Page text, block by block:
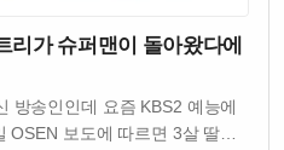
리가 슈퍼맨이 돌아왔다에
방송인인데 요즘 KBS2 예능에
OSEN 보도에 따르면 3살 딸과